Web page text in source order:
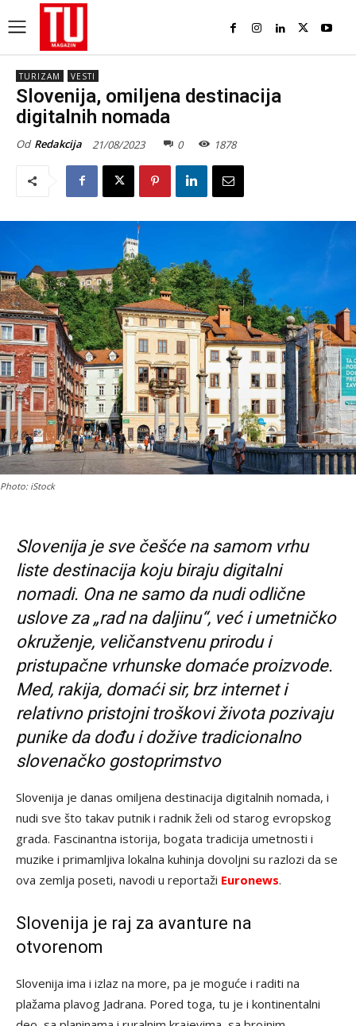
TURIZAM VESTI
Slovenija, omiljena destinacija
digitalnih nomada
Od Redakcija 21/08/2023 0 1878
Photo: iStock
Slovenija je sve češće na samom vrhu
liste destinacija koju biraju digitalni
nomadi. Ona ne samo da nudi odlične
uslove za „rad na daljinu“, već i umetničko
okruženje, veličanstvenu prirodu i
pristupačne vrhunske domaće proizvode.
Med, rakija, domaći sir, brz internet i
relativno pristojni troškovi života pozivaju
punike da dođu i dožive tradicionalno
slovenačko gostoprimstvo
Slovenija je danas omiljena destinacija digitalnih nomada, i
nudi sve što takav putnik i radnik želi od starog evropskog
grada. Fascinantna istorija, bogata tradicija umetnosti i
muzike i primamljiva lokalna kuhinja dovoljni su razlozi da se
ova zemlja poseti, navodi u reportaži Euronews.
Slovenija je raj za avanture na
otvorenom
Slovenija ima i izlaz na more, pa je moguće i raditi na
plažama plavog Jadrana. Pored toga, tu je i kontinentalni